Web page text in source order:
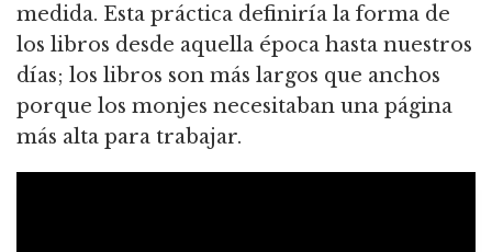
medida. Esta práctica definiría la forma de
los libros desde aquella época hasta nuestros
días; los libros son más largos que anchos
porque los monjes necesitaban una página
más alta para trabajar.